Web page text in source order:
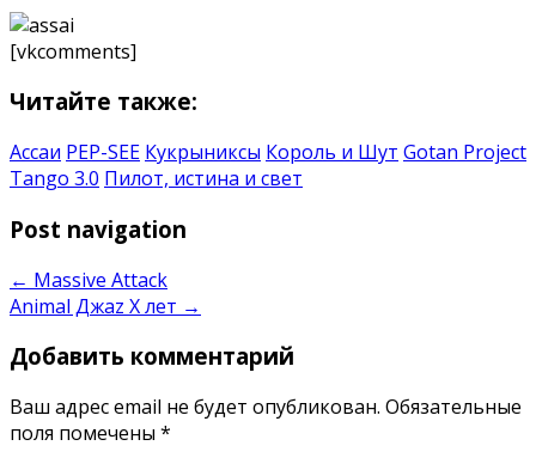
[vkcomments]
Читайте также:
Ассаи PEP-SEE Кукрыниксы Король и Шут Gotan Project
Tango 3.0 Пилот, истина и свет
Post navigation
← Massive Attack
Animal Джаz X лет →
Добавить комментарий
Ваш адрес email не будет опубликован. Обязательные
поля помечены *